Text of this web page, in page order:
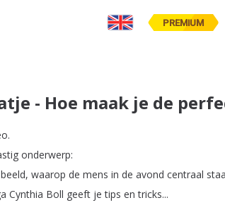
PREMIUM
- Hoe maak je de
.
onderwerp:
beeld, waarop de mens in de avond centraal
Cynthia Boll geeft je tips en tricks...